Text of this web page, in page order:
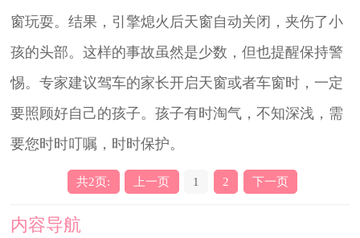
窗玩耍。结果，引擎熄火后天窗自动关闭，夹伤了小
孩的头部。这样的事故虽然是少数，但也提醒保持警
惕。专家建议驾车的家长开启天窗或者车窗时，一定
要照顾好自己的孩子。孩子有时淘气，不知深浅，需
要您时时叮嘱，时时保护。
共2页: 上一页 1 2 下一页
内容导航